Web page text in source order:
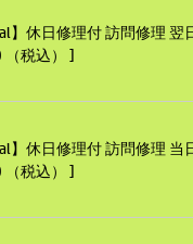
】休日修理付 訪問修理 翌
（税込） ]
】休日修理付 訪問修理 当
（税込） ]